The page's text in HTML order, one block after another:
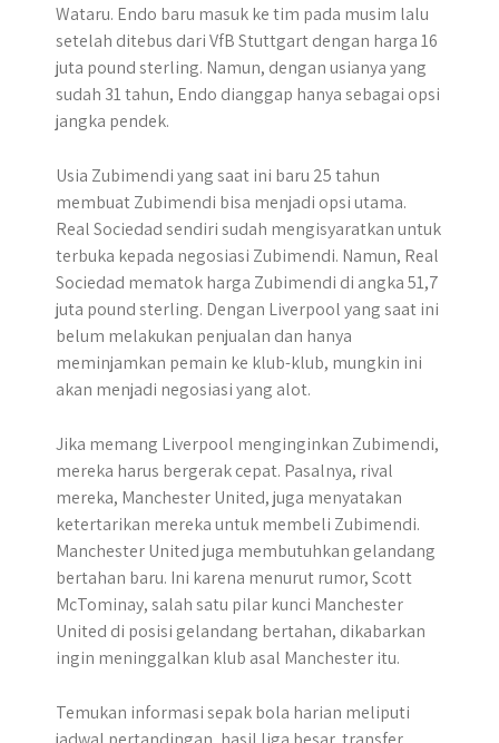
Wataru. Endo baru masuk ke tim pada musim lalu
setelah ditebus dari VfB Stuttgart dengan harga 16
juta pound sterling. Namun, dengan usianya yang
sudah 31 tahun, Endo dianggap hanya sebagai opsi
jangka pendek.
Usia Zubimendi yang saat ini baru 25 tahun
membuat Zubimendi bisa menjadi opsi utama.
Real Sociedad sendiri sudah mengisyaratkan untuk
terbuka kepada negosiasi Zubimendi. Namun, Real
Sociedad mematok harga Zubimendi di angka 51,7
juta pound sterling. Dengan Liverpool yang saat ini
belum melakukan penjualan dan hanya
meminjamkan pemain ke klub-klub, mungkin ini
akan menjadi negosiasi yang alot.
Jika memang Liverpool menginginkan Zubimendi,
mereka harus bergerak cepat. Pasalnya, rival
mereka, Manchester United, juga menyatakan
ketertarikan mereka untuk membeli Zubimendi.
Manchester United juga membutuhkan gelandang
bertahan baru. Ini karena menurut rumor, Scott
McTominay, salah satu pilar kunci Manchester
United di posisi gelandang bertahan, dikabarkan
ingin meninggalkan klub asal Manchester itu.
Temukan informasi sepak bola harian meliputi